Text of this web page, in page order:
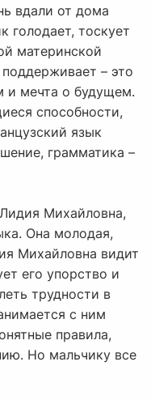
вдали от дома
голодает, тоскует
материнской
– это
и мечта о будущем.
способности,
язык
грамматика –
Михайловна,
Она молодая,
Михайловна видит
его упорство и
трудности в
с ним
правила,
Но мальчику все